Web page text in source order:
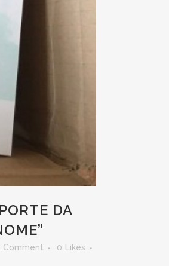
DA
Comment 0
Likes